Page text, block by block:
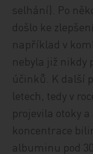
selhání). Po
došlo ke
například v
nebyla již nikdy
účinků. K další
letech, tedy v
projevila otoky
koncentrace
albuminu pod